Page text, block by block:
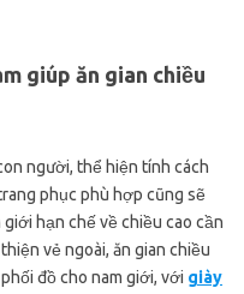
giúp ăn gian chiều
người, thể hiện tính cách
phục phù hợp cũng sẽ
hạn chế về chiều cao cần
vẻ ngoài, ăn gian chiều
đồ cho nam giới, với giày